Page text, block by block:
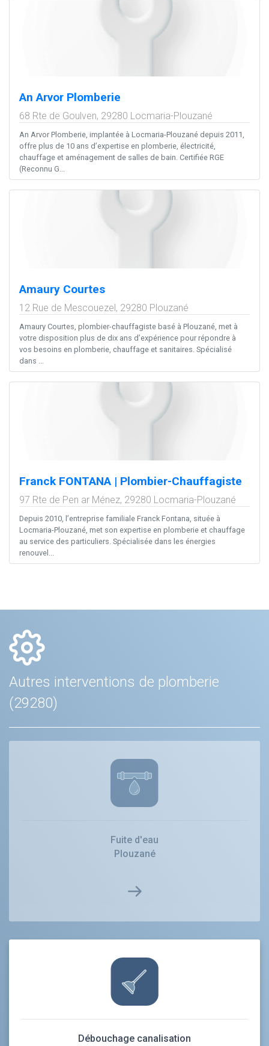
An Arvor Plomberie
68 Rte de Goulven, 29280 Locmaria-Plouzané
An Arvor Plomberie, implantée à Locmaria-Plouzané depuis 2011,
offre plus de 10 ans d’expertise en plomberie, électricité,
chauffage et aménagement de salles de bain. Certifiée RGE
(Reconnu G...
Amaury Courtes
12 Rue de Mescouezel, 29280 Plouzané
Amaury Courtes, plombier-chauffagiste basé à Plouzané, met à
votre disposition plus de dix ans d’expérience pour répondre à
vos besoins en plomberie, chauffage et sanitaires. Spécialisé
dans ...
Franck FONTANA | Plombier-Chauffagiste
97 Rte de Pen ar Ménez, 29280 Locmaria-Plouzané
Depuis 2010, l’entreprise familiale Franck Fontana, située à
Locmaria-Plouzané, met son expertise en plomberie et chauffage
au service des particuliers. Spécialisée dans les énergies
renouvel...
Autres interventions de plomberie
(29280)
Fuite d'eau
Plouzané
Débouchage canalisation